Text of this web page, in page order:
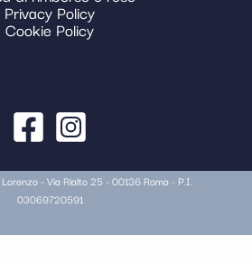
Privacy Policy
Cookie Policy
- Via Rialto 25 - 00136 Roma - P.I.
03069720591